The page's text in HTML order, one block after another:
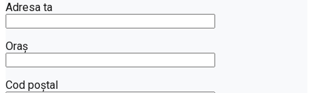
Adresa ta
Oraș
Cod poștal